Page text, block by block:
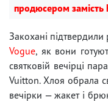
продюсером замість
Закохані
Vogue, як вони
святковій вечірці
Vuitton. Хлоя обрала
вечірки — жакет і